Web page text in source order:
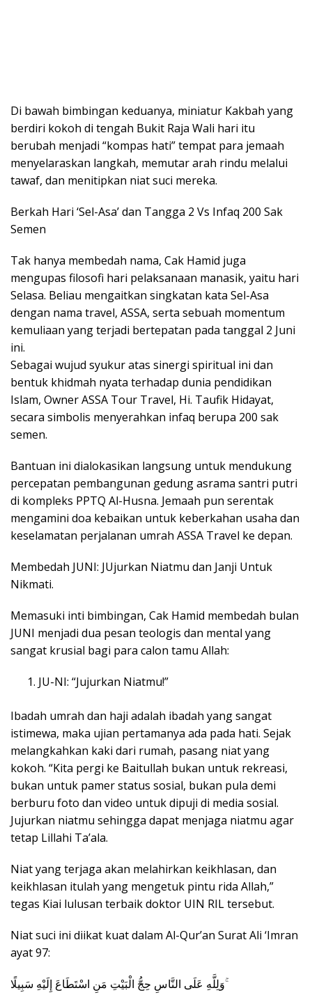
Di bawah bimbingan keduanya, miniatur Kakbah yang
berdiri kokoh di tengah Bukit Raja Wali hari itu
berubah menjadi “kompas hati” tempat para jemaah
menyelaraskan langkah, memutar arah rindu melalui
tawaf, dan menitipkan niat suci mereka.
Berkah Hari ‘Sel-Asa’ dan Tangga 2 Vs Infaq 200 Sak
Semen
Tak hanya membedah nama, Cak Hamid juga
mengupas filosofi hari pelaksanaan manasik, yaitu hari
Selasa. Beliau mengaitkan singkatan kata Sel-Asa
dengan nama travel, ASSA, serta sebuah momentum
kemuliaan yang terjadi bertepatan pada tanggal 2 Juni
ini.
Sebagai wujud syukur atas sinergi spiritual ini dan
bentuk khidmah nyata terhadap dunia pendidikan
Islam, Owner ASSA Tour Travel, Hi. Taufik Hidayat,
secara simbolis menyerahkan infaq berupa 200 sak
semen.
Bantuan ini dialokasikan langsung untuk mendukung
percepatan pembangunan gedung asrama santri putri
di kompleks PPTQ Al-Husna. Jemaah pun serentak
mengamini doa kebaikan untuk keberkahan usaha dan
keselamatan perjalanan umrah ASSA Travel ke depan.
Membedah JUNI: JUjurkan Niatmu dan Janji Untuk
Nikmati.
Memasuki inti bimbingan, Cak Hamid membedah bulan
JUNI menjadi dua pesan teologis dan mental yang
sangat krusial bagi para calon tamu Allah:
JU-NI: “Jujurkan Niatmu!”
Ibadah umrah dan haji adalah ibadah yang sangat
istimewa, maka ujian pertamanya ada pada hati. Sejak
melangkahkan kaki dari rumah, pasang niat yang
kokoh. “Kita pergi ke Baitullah bukan untuk rekreasi,
bukan untuk pamer status sosial, bukan pula demi
berburu foto dan video untuk dipuji di media sosial.
Jujurkan niatmu sehingga dapat menjaga niatmu agar
tetap Lillahi Ta’ala.
Niat yang terjaga akan melahirkan keikhlasan, dan
keikhlasan itulah yang mengetuk pintu rida Allah,”
tegas Kiai lulusan terbaik doktor UIN RIL tersebut.
Niat suci ini diikat kuat dalam Al-Qur’an Surat Ali ‘Imran
ayat 97:
وَلِلَّهِ عَلَى النَّاسِ حِجُّ الْبَيْتِ مَنِ اسْتَطَاعَ إِلَيْهِ سَبِيلًا ۚ